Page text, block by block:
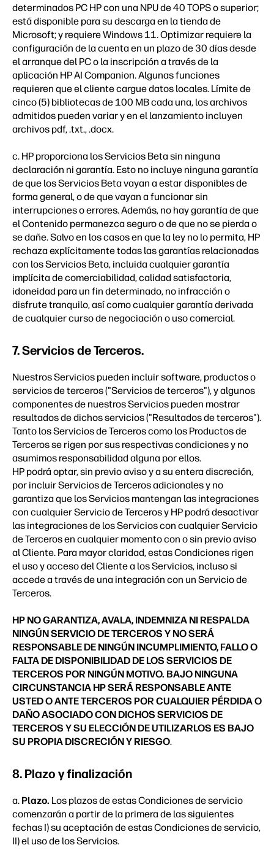
determinados PC HP con una NPU de 40 TOPS o superior;
está disponible para su descarga en la tienda de
Microsoft; y requiere Windows 11. Optimizar requiere la
configuración de la cuenta en un plazo de 30 días desde
el arranque del PC o la inscripción a través de la
aplicación HP AI Companion. Algunas funciones
requieren que el cliente cargue datos locales. Límite de
cinco (5) bibliotecas de 100 MB cada una, los archivos
admitidos pueden variar y en el lanzamiento incluyen
archivos pdf, .txt., .docx.
c. HP proporciona los Servicios Beta sin ninguna
declaración ni garantía. Esto no incluye ninguna garantía
de que los Servicios Beta vayan a estar disponibles de
forma general, o de que vayan a funcionar sin
interrupciones o errores. Además, no hay garantía de que
el Contenido permanezca seguro o de que no se pierda o
se dañe. Salvo en los casos en que la ley no lo permita, HP
rechaza explícitamente todas las garantías relacionadas
con los Servicios Beta, incluida cualquier garantía
implícita de comerciabilidad, calidad satisfactoria,
idoneidad para un fin determinado, no infracción o
disfrute tranquilo, así como cualquier garantía derivada
de cualquier curso de negociación o uso comercial.
7. Servicios de Terceros.
Nuestros Servicios pueden incluir software, productos o
servicios de terceros ("Servicios de terceros"), y algunos
componentes de nuestros Servicios pueden mostrar
resultados de dichos servicios ("Resultados de terceros").
Tanto los Servicios de Terceros como los Productos de
Terceros se rigen por sus respectivas condiciones y no
asumimos responsabilidad alguna por ellos.
HP podrá optar, sin previo aviso y a su entera discreción,
por incluir Servicios de Terceros adicionales y no
garantiza que los Servicios mantengan las integraciones
con cualquier Servicio de Terceros y HP podrá desactivar
las integraciones de los Servicios con cualquier Servicio
de Terceros en cualquier momento con o sin previo aviso
al Cliente. Para mayor claridad, estas Condiciones rigen
el uso y acceso del Cliente a los Servicios, incluso si
accede a través de una integración con un Servicio de
Terceros.
HP NO GARANTIZA, AVALA, INDEMNIZA NI RESPALDA
NINGÚN SERVICIO DE TERCEROS Y NO SERÁ
RESPONSABLE DE NINGÚN INCUMPLIMIENTO, FALLO O
FALTA DE DISPONIBILIDAD DE LOS SERVICIOS DE
TERCEROS POR NINGÚN MOTIVO. BAJO NINGUNA
CIRCUNSTANCIA HP SERÁ RESPONSABLE ANTE
USTED O ANTE TERCEROS POR CUALQUIER PÉRDIDA O
DAÑO ASOCIADO CON DICHOS SERVICIOS DE
TERCEROS Y SU ELECCIÓN DE UTILIZARLOS ES BAJO
SU PROPIA DISCRECIÓN Y RIESGO.
8. Plazo y finalización
a. Plazo. Los plazos de estas Condiciones de servicio
comenzarán a partir de la primera de las siguientes
fechas I) su aceptación de estas Condiciones de servicio,
II) el uso de los Servicios.